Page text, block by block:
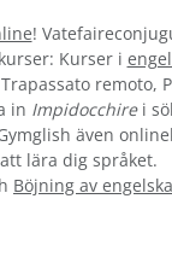
!
Kurser i
remoto,
in Impidocchirei
även
lära dig språket.
Böjning av